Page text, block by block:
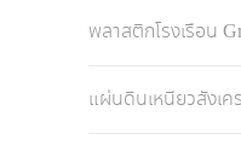
พลาสติกโรงเรือน
แผ่นดินเหนียวสังเค